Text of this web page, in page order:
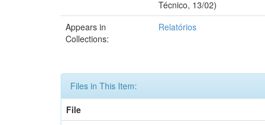
Técnico, 13/02)
Appears in
Collections:
Relatórios
Files in This Item:
File